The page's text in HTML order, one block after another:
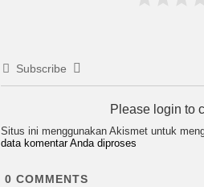
Subscribe
Please login to
Situs ini menggunakan Akismet untuk
data komentar Anda diproses
0 COMMENTS